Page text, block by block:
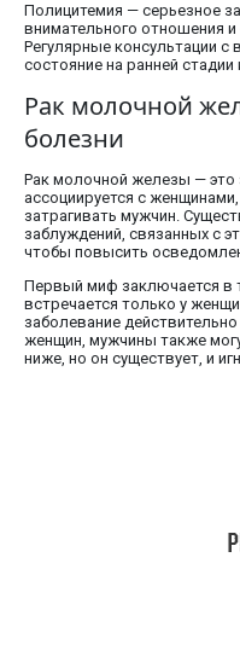
Полицитемия — серьезное
внимательного отношения
Регулярные консультации с
состояние на ранней
Рак молочной
болезни
Рак молочной железы — это
ассоциируется с
затрагивать мужчин.
заблуждений, связанных с
чтобы повысить
Первый миф заключается в
встречается только у
заболевание
женщин, мужчины также
ниже, но он существует, и